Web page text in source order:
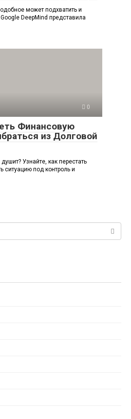
может подхватить и
DeepMind представила
0
Финансовую
из Долговой
Узнайте, как перестать
ситуацию под контроль и